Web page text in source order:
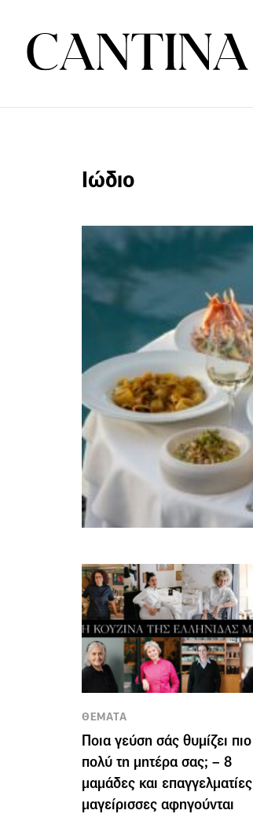
Ιώδιο
ΘΕΜΑΤΑ
Ποια γεύση σάς θυμίζει πιο
πολύ τη μητέρα σας; – 8
μαμάδες και επαγγελματίες
μαγείρισσες αφηγούνται